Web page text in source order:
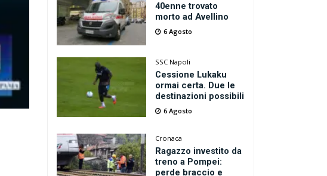
40enne trovato
morto ad Avellino
6 Agosto
SSC Napoli
Cessione Lukaku
ormai certa. Due le
destinazioni possibili
6 Agosto
Cronaca
Ragazzo investito da
treno a Pompei:
perde braccio e